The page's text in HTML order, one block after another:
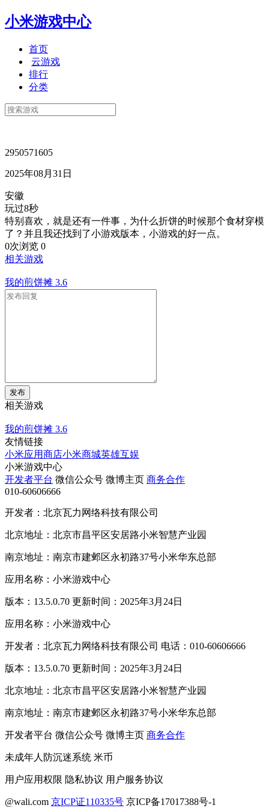
小米游戏中心
首页
云游戏
排行
分类
2950571605
2025年08月31日
安徽
玩过8秒
特别喜欢，就是还有一件事，为什么折饼的时候那个食材穿模
了？并且我还找到了小游戏版本，小游戏的好一点。
0次浏览 0
相关游戏
我的煎饼摊 3.6
发布
相关游戏
我的煎饼摊 3.6
友情链接
小米应用商店小米商城英雄互娱
小米游戏中心
开发者平台 微信公众号 微博主页 商务合作
010-60606666
开发者：北京瓦力网络科技有限公司
北京地址：北京市昌平区安居路小米智慧产业园
南京地址：南京市建邺区永初路37号小米华东总部
应用名称：小米游戏中心
版本：13.5.0.70 更新时间：2025年3月24日
应用名称：小米游戏中心
开发者：北京瓦力网络科技有限公司 电话：010-60606666
版本：13.5.0.70 更新时间：2025年3月24日
北京地址：北京市昌平区安居路小米智慧产业园
南京地址：南京市建邺区永初路37号小米华东总部
开发者平台 微信公众号 微博主页 商务合作
未成年人防沉迷系统 米币
用户应用权限 隐私协议 用户服务协议
@wali.com 京ICP证110335号 京ICP备17017388号-1